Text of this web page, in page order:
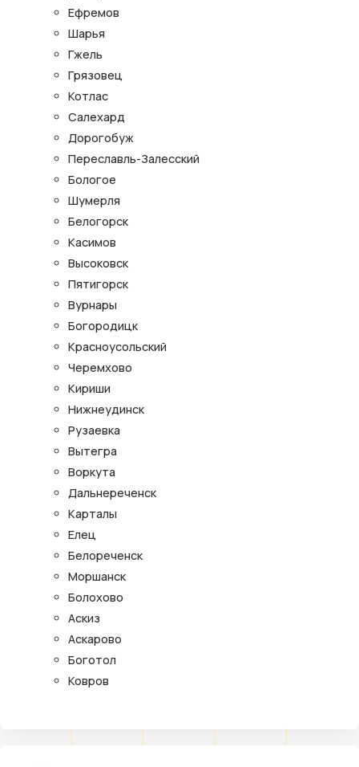
Ефремов
Шарья
Гжель
Грязовец
Котлас
Салехард
Дорогобуж
Переславль-Залесский
Бологое
Шумерля
Белогорск
Касимов
Высоковск
Пятигорск
Вурнары
Богородицк
Красноусольский
Черемхово
Кириши
Нижнеудинск
Рузаевка
Вытегра
Воркута
Дальнереченск
Карталы
Елец
Белореченск
Моршанск
Болохово
Аскиз
Аскарово
Боготол
Ковров